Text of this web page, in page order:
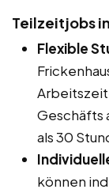
Teilzeitjobs
Flexible
Geschäfts
als 30
können